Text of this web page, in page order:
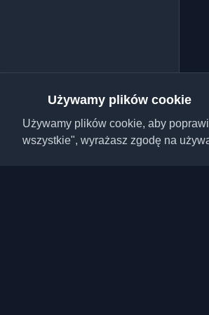
Używamy plików cookie
Używamy plików cookie, aby
wszystkie", wyrażasz zgodę na